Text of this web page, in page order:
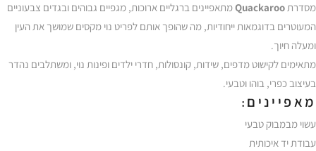
מסדרתQuackarooמתאפיינים ברגליים ארוכות, מגפיים גבוהים ובגדים צבעוניים
המעוטרים בדוגמאות ייחודיות, מה שהופך אותם לפריט נוי מקסים שמושך את העין
ומעלה חיוך.
מתאימים לקישוט מדפים, שידות, קונסולות, חדרי ילדים ופינות נוי, ומשתלבים נהדר
בעיצוב כפרי, בוהו וטבעי.
מאפיינים:
עשוי מבמבוק טבעי
עבודת יד איכותית